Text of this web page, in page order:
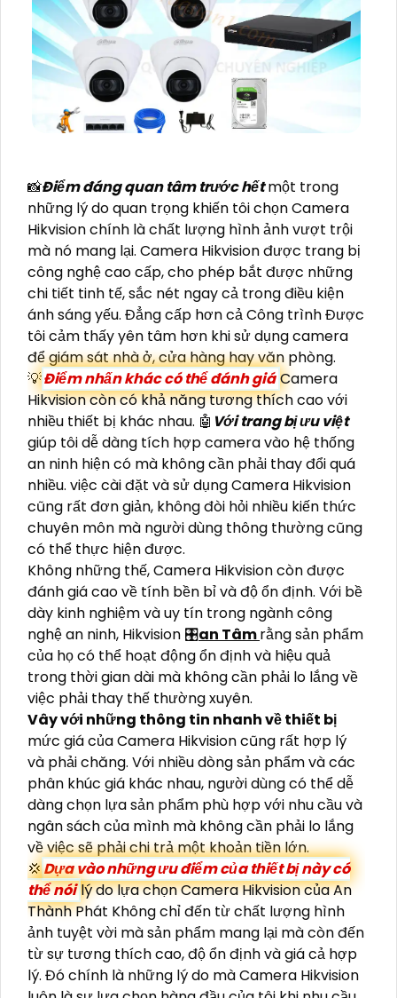
📸Điểm đáng quan tâm trước hếtmột trong
những lý do quan trọng khiến tôi chọn Camera
Hikvision chính là chất lượng hình ảnh vượt trội
mà nó mang lại. Camera Hikvision được trang bị
công nghệ cao cấp, cho phép bắt được những
chi tiết tinh tế, sắc nét ngay cả trong điều kiện
ánh sáng yếu. Đẳng cấp hơn cả Công trình Được
tôi cảm thấy yên tâm hơn khi sử dụng camera
để giám sát nhà ở, cửa hàng hay văn phòng.
💡Điểm nhấn khác có thể đánh giáCamera
Hikvision còn có khả năng tương thích cao với
nhiều thiết bị khác nhau. 🤖️ Với trang bị ưu việt
giúp tôi dễ dàng tích hợp camera vào hệ thống
an ninh hiện có mà không cần phải thay đổi quá
nhiều. việc cài đặt và sử dụng Camera Hikvision
cũng rất đơn giản, không đòi hỏi nhiều kiến thức
chuyên môn mà người dùng thông thường cũng
có thể thực hiện được.
Không những thế, Camera Hikvision còn được
đánh giá cao về tính bền bỉ và độ ổn định. Với bề
dày kinh nghiệm và uy tín trong ngành công
nghệ an ninh, Hikvision 🎛an Tâmrằng sản phẩm
của họ có thể hoạt động ổn định và hiệu quả
trong thời gian dài mà không cần phải lo lắng về
việc phải thay thế thường xuyên.
Vây với những thông tin nhanh về thiết bị
mức giá của Camera Hikvision cũng rất hợp lý
và phải chăng. Với nhiều dòng sản phẩm và các
phân khúc giá khác nhau, người dùng có thể dễ
dàng chọn lựa sản phẩm phù hợp với nhu cầu và
ngân sách của mình mà không cần phải lo lắng
về việc sẽ phải chi trả một khoản tiền lớn.
💢Dựa vào những ưu điểm của thiết bị này có
thể nóilý do lựa chọn Camera Hikvision của An
Thành Phát Không chỉ đến từ chất lượng hình
ảnh tuyệt vời mà sản phẩm mang lại mà còn đến
từ sự tương thích cao, độ ổn định và giá cả hợp
lý. Đó chính là những lý do mà Camera Hikvision